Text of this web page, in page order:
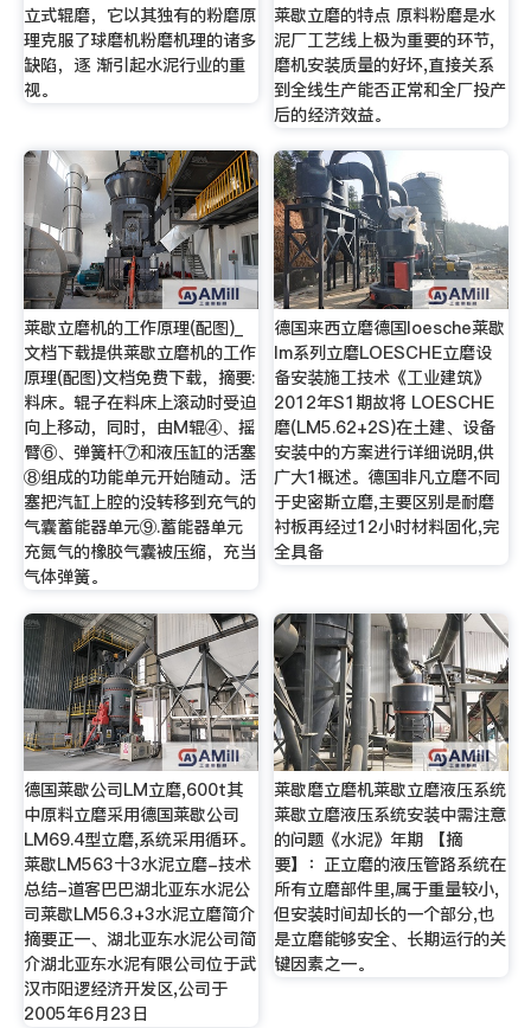
立式辊磨，它以其独有的粉磨原
理克服了球磨机粉磨机理的诸多
缺陷，逐 渐引起水泥行业的重
视。
莱歇立磨的特点 原料粉磨是水
泥厂工艺线上极为重要的环节,
磨机安装质量的好坏,直接关系
到全线生产能否正常和全厂投产
后的经济效益。
莱歇立磨机的工作原理(配图)_
文档下载提供莱歇立磨机的工作
原理(配图)文档免费下载，摘要:
料床。辊子在料床上滚动时受迫
向上移动，同时，由M辊④、摇
臂⑥、弹簧杆⑦和液压缸的活塞
⑧组成的功能单元开始随动。活
塞把汽缸上腔的没转移到充气的
气囊蓄能器单元⑨.蓄能器单元
充氮气的橡胶气囊被压缩，充当
气体弹簧。
德国来西立磨德国loesche莱歇
lm系列立磨LOESCHE立磨设
备安装施工技术《工业建筑》
2012年S1期故将 LOESCHE
磨(LM5.62+2S)在土建、设备
安装中的方案进行详细说明,供
广大1概述。德国非凡立磨不同
于史密斯立磨,主要区别是耐磨
衬板再经过12小时材料固化,完
全具备
德国莱歇公司LM立磨,600t其
中原料立磨采用德国莱歇公司
LM69.4型立磨,系统采用循环。
莱歇LM563十3水泥立磨-技术
总结-道客巴巴湖北亚东水泥公
司莱歇LM56.3+3水泥立磨简介
摘要正一、湖北亚东水泥公司简
介湖北亚东水泥有限公司位于武
汉市阳逻经济开发区,公司于
2005年6月23日
莱歇磨立磨机莱歇立磨液压系统
莱歇立磨液压系统安装中需注意
的问题《水泥》年期 【摘
要】：正立磨的液压管路系统在
所有立磨部件里,属于重量较小,
但安装时间却长的一个部分,也
是立磨能够安全、长期运行的关
键因素之一。